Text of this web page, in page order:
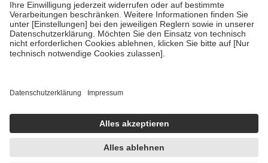
• Untersuchungen zur Vorsorge und Früherkennung, die von der
GKV getragen werden
• empfohlenen Schutzimpfungen
• Harn- und Blutteststreifen
getroffen, um sicherzustellen, dass es sich um echte Bewertungen
https://help.etrusted.com/hc/de/articles/4419944605341
Einige Bilder und Inhalte wurden unter Zuhilfenahme künstlicher